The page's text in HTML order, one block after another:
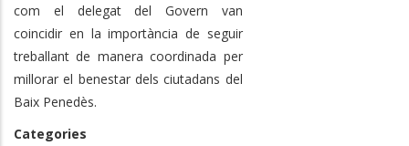
com el delegat del Govern van
coincidir en la importància de seguir
treballant de manera coordinada per
millorar el benestar dels ciutadans del
Baix Penedès.
Categories